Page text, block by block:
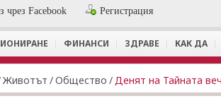
чрез Facebook Регистрация
ФИНАНСИ ЗДРАВЕ КАК ДА
Животът /Общество /Денят на Тайната